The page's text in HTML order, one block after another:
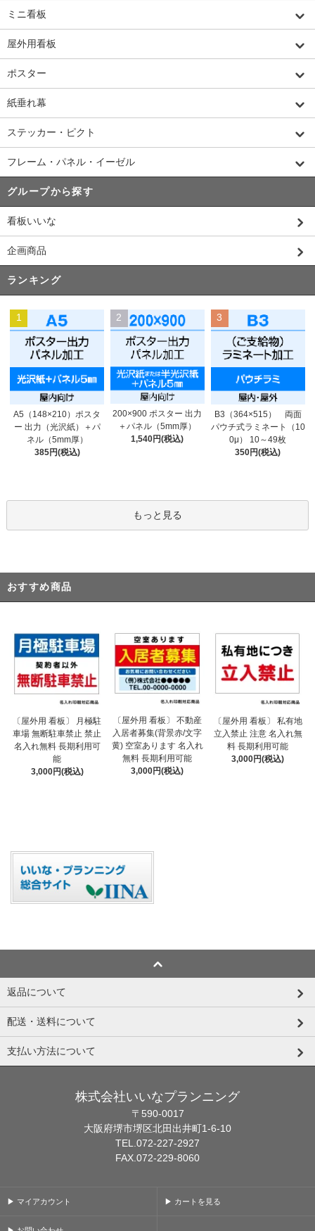
ミニ看板
屋外用看板
ポスター
紙垂れ幕
ステッカー・ピクト
フレーム・パネル・イーゼル
グループから探す
看板いいな
企画商品
ランキング
1
A5（148×210）ポスタ
ー 出力（光沢紙）＋パ
ネル（5mm厚）
385円(税込)
2
200×900 ポスター 出力
＋パネル（5mm厚）
1,540円(税込)
3
B3（364×515） 両面
パウチ式ラミネート（10
0μ） 10～49枚
350円(税込)
もっと見る
おすすめ商品
〔屋外用 看板〕 月極駐
車場 無断駐車禁止 禁止
名入れ無料 長期利用可
能
3,000円(税込)
〔屋外用 看板〕 不動産
入居者募集(背景赤/文字
黄) 空室あります 名入れ
無料 長期利用可能
3,000円(税込)
〔屋外用 看板〕 私有地
立入禁止 注意 名入れ無
料 長期利用可能
3,000円(税込)
返品について
配送・送料について
支払い方法について
株式会社いいなプランニング
〒590-0017
大阪府堺市堺区北田出井町1-6-10
TEL.072-227-2927
FAX.072-229-8060
▶ マイアカウント ▶ カートを見る